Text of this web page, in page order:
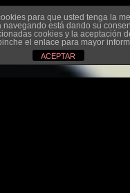
para que usted tenga la
navegando está dando su
cookies y la aceptación
el enlace para mayor
ACEPTAR